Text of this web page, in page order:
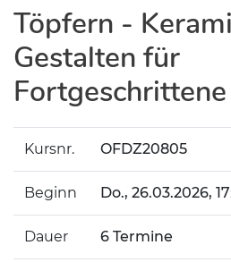
Töpfern -
Gestalten für
Fortgeschrittene
Kursnr. OFDZ20805
Beginn Do., 26.03.2026,
Dauer 6 Termine